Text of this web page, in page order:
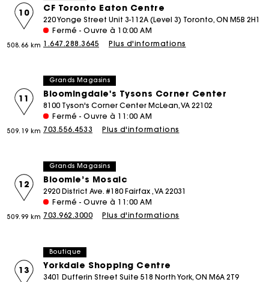
CF Toronto Eaton Centre
10
508.66 km
220 Yonge Street Unit 3-112A (Level 3) Toronto, ON M5B 2H1
Fermé - Ouvre à 10:00 AM
1.647.288.3645
Plus d'informations
Grands Magasins
Bloomingdale's Tysons Corner Center
11
509.19 km
8100 Tyson's Corner Center McLean, VA 22102
Fermé - Ouvre à 11:00 AM
703.556.4533
Plus d'informations
Grands Magasins
Bloomie’s Mosaic
12
509.99 km
2920 District Ave. #180 Fairfax , VA 22031
Fermé - Ouvre à 11:00 AM
703.962.3000
Plus d'informations
Boutique
Yorkdale Shopping Centre
13
3401 Dufferin Street Suite 518 North York, ON M6A 2T9